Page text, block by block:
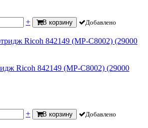
+ В корзину Добавлено
Ricoh 842149 (MP-C8002) (29000
+ В корзину Добавлено